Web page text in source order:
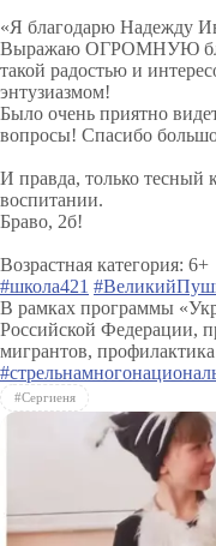
«Я благодарю Надежду
Выражаю ОГРОМНУЮ
такой радостью и
энтузиазмом!
Было очень приятно
вопросы! Спасибо
И правда, только тесный
воспитании.
Браво, 2б!
Возрастная категория: 6+
#школа421
В рамках программы
Российской Федерации,
мигрантов,
#Сергиеня